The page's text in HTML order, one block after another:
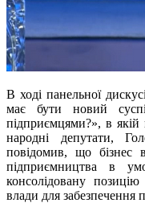
В ході панельної
має бути новий
підприємцями?», в якій
народні депутати,
повідомив, що бізнес
підприємництва в
консолідовану
влади для забезпечення